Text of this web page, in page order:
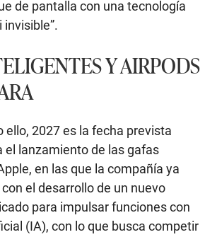
de pantalla con una tecnología
invisible”.
Y AIRPODS
ello, 2027 es la fecha prevista
el lanzamiento de las gafas
en las que la compañía ya
el desarrollo de un nuevo
para impulsar funciones con
(IA), con lo que busca competir